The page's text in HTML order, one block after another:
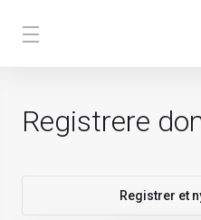
Registrere
Registrer et